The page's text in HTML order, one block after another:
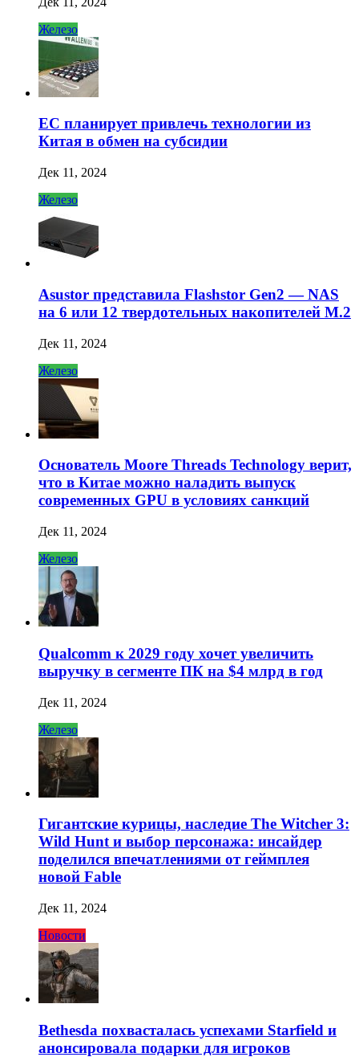
Железо
ЕС планирует привлечь технологии из
Китая в обмен на субсидии
Дек 11, 2024
Железо
Asustor представила Flashstor Gen2 — NAS
на 6 или 12 твердотельных накопителей M.2
Дек 11, 2024
Железо
Основатель Moore Threads Technology верит,
что в Китае можно наладить выпуск
современных GPU в условиях санкций
Дек 11, 2024
Железо
Qualcomm к 2029 году хочет увеличить
выручку в сегменте ПК на $4 млрд в год
Дек 11, 2024
Железо
Гигантские курицы, наследие The Witcher 3:
Wild Hunt и выбор персонажа: инсайдер
поделился впечатлениями от геймплея
новой Fable
Дек 11, 2024
Новости
Bethesda похвасталась успехами Starfield и
анонсировала подарки для игроков